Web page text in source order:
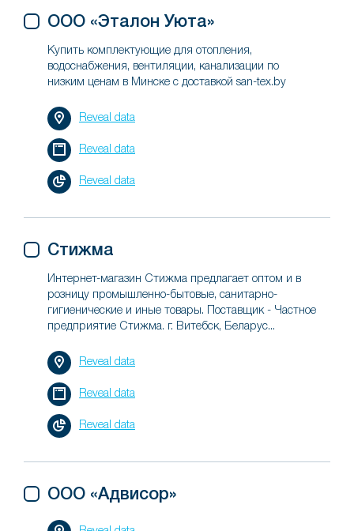
ООО «Эталон Уюта»
Купить комплектующие для отопления,
водоснабжения, вентиляции, канализации по
низким ценам в Минске с доставкой san-tex.by
Reveal data
Reveal data
Reveal data
Стижма
Интернет-магазин Стижма предлагает оптом и в
розницу промышленно-бытовые, санитарно-
гигиенические и иные товары. Поставщик - Частное
предприятие Стижма. г. Витебск, Беларус...
Reveal data
Reveal data
Reveal data
ООО «Адвисор»